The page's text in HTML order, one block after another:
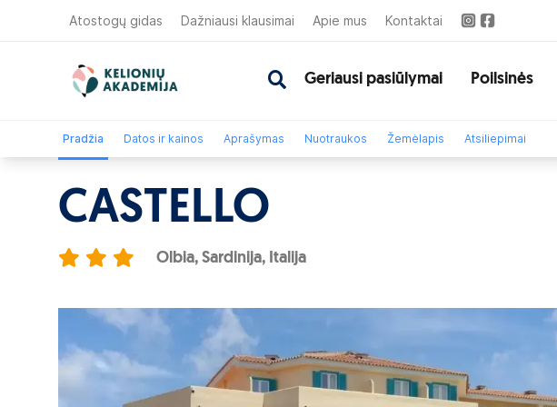
Atostogų gidas Dažniausi klausimai Apie mus Kontaktai
Geriausi pasiūlymai Poilsinės
Pradžia Datos ir kainos Aprašymas Nuotraukos Žemėlapis Atsiliepimai
CASTELLO
Olbia, Sardinija, Italija